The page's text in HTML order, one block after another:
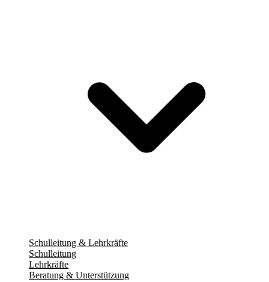
Schulleitung & Lehrkräfte
Schulleitung
Lehrkräfte
Beratung & Unterstützung